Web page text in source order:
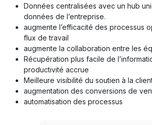
Données centralisées avec un hub
données de l’entreprise.
augmente l’efficacité des processus
flux de travail
augmente la collaboration entre les
Récupération plus facile de
productivité accrue
Meilleure visibilité du soutien à la
augmentation des conversions de
automatisation des processus